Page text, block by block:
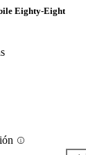
Eighty-Eight